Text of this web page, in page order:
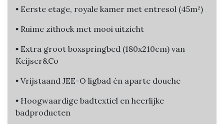
• Eerste etage, royale kamer met entresol (45m²)
• Ruime zithoek met mooi uitzicht
• Extra groot boxspringbed (180x210cm) van
Keijser&Co
• Vrijstaand JEE-O ligbad én aparte douche
• Hoogwaardige badtextiel en heerlijke
badproducten